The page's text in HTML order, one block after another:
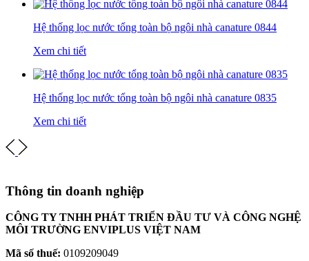
Hệ thống lọc nước tổng toàn bộ ngôi nhà canature 0844
Xem chi tiết
Hệ thống lọc nước tổng toàn bộ ngôi nhà canature 0835
Xem chi tiết
Thông tin doanh nghiệp
CÔNG TY TNHH PHÁT TRIỂN ĐẦU TƯ VÀ CÔNG NGHỆ
MÔI TRƯỜNG ENVIPLUS VIỆT NAM
Mã số thuế: 0109209049